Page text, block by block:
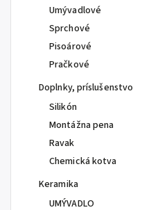
Umývadlové
Sprchové
Pisoárové
Pračkové
Doplnky, príslušenstvo
Silikón
Montážna pena
Ravak
Chemická kotva
Keramika
UMÝVADLO